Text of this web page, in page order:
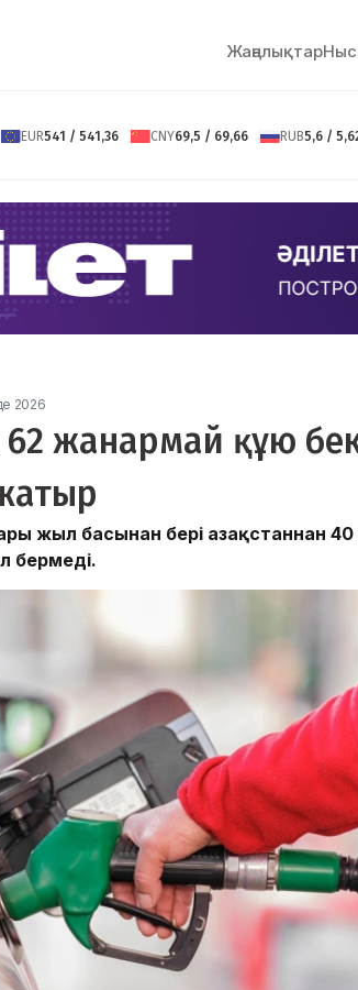
Жаңалықтар
EUR541 / 541,36 CNY69,5 / 69,66 RUB5,6 /
2026
62 жанармай құю
жыл басынан бері
бермеді.